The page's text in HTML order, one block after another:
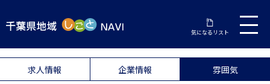
気になるリスト
求人情報 企業情報 雰囲気